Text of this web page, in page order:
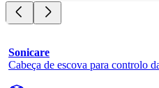
Sonicare
Cabeça de escova para controlo